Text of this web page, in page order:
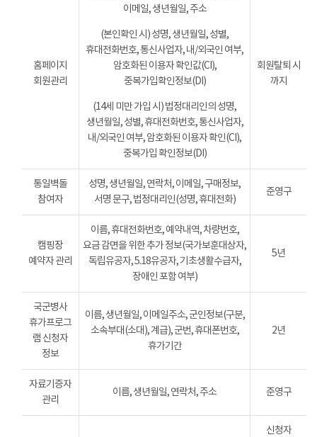
홈페이지
회원관리
이메일, 생년월일, 주소
(본인확인 시) 성명, 생년월일, 성별,
휴대전화번호, 통신사업자, 내/외국인 여부,
암호화된 이용자 확인값(CI),
중복가입확인정보(DI)
(14세 미만 가입 시) 법정대리인의 성명,
생년월일, 성별, 휴대전화번호, 통신사업자,
내/외국인 여부, 암호화된 이용자 확인(CI),
중복가입 확인정보(DI)
회원탈퇴 시
까지
통일벽돌
참여자
성명, 생년월일, 연락처, 이메일, 구매정보,
서명 문구, 법정대리인(성명, 휴대전화)
준영구
캠핑장
예약자 관리
이름, 휴대전화번호, 예약내역, 차량번호,
요금 감면을 위한 추가 정보(국가보훈대상자,
독립유공자, 5.18유공자, 기초생활수급자,
장애인 포함 여부)
5년
국군병사
휴가프로그
램 신청자
정보
이름, 생년월일, 이메일주소, 군인정보(구분,
소속부대(소대), 계급), 군번, 휴대폰번호,
휴가기간
2년
자료기증자
관리
이름, 생년월일, 연락처, 주소 준영구
신청자